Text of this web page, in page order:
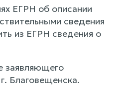
ЕГРН об описании
сведения
из ЕГРН сведения о
заявляющего
Благовещенска.